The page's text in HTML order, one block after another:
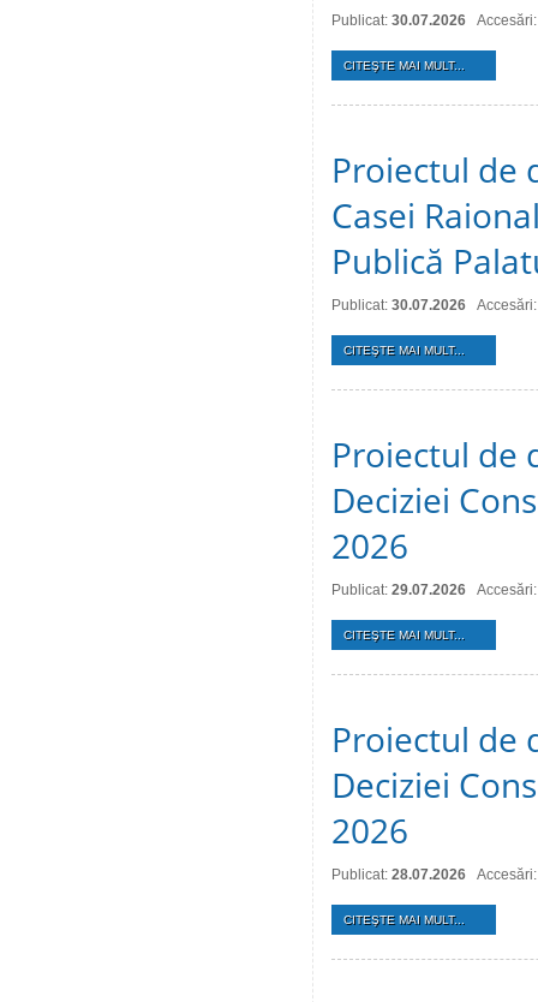
Publicat: 30.07.2026
CITEŞTE MAI MULT...
Proiectul de
Casei
Publică
Publicat: 30.07.2026
CITEŞTE MAI MULT...
Proiectul de
Deciziei
2026
Publicat: 29.07.2026
CITEŞTE MAI MULT...
Proiectul de
Deciziei
2026
Publicat: 28.07.2026
CITEŞTE MAI MULT...